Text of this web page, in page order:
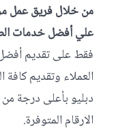
من خلال فريق عمل
علي أفضل خدمات
فقط على تقديم
العملاء وتقديم
دبليو بأعلى درجة من
الارقام المتوفرة.